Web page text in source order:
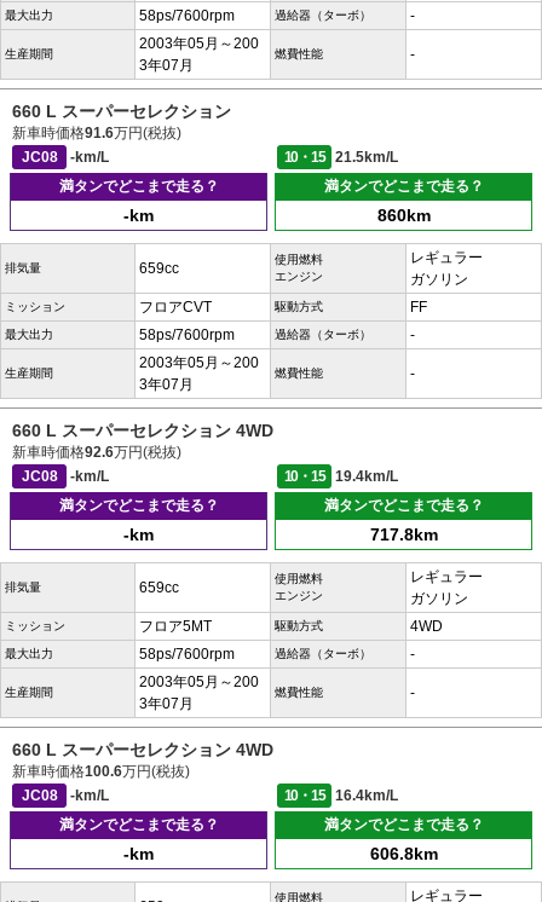
最大出力 58ps/7600rpm 過給器（ターボ） -
生産期間
2003年05月～200
3年07月
燃費性能 -
660 L スーパーセレクション
新車時価格91.6万円(税抜)
JC08
-km/L 10・15
21.5km/L
満タンでどこまで走る？
-km
満タンでどこまで走る？
860km
排気量 659cc
使用燃料
エンジン
レギュラー
ガソリン
ミッション フロアCVT 駆動方式 FF
最大出力 58ps/7600rpm 過給器（ターボ） -
生産期間
2003年05月～200
3年07月
燃費性能 -
660 L スーパーセレクション 4WD
新車時価格92.6万円(税抜)
JC08
-km/L 10・15
19.4km/L
満タンでどこまで走る？
-km
満タンでどこまで走る？
717.8km
排気量 659cc
使用燃料
エンジン
レギュラー
ガソリン
ミッション フロア5MT 駆動方式 4WD
最大出力 58ps/7600rpm 過給器（ターボ） -
生産期間
2003年05月～200
3年07月
燃費性能 -
660 L スーパーセレクション 4WD
新車時価格100.6万円(税抜)
JC08
-km/L 10・15
16.4km/L
満タンでどこまで走る？
-km
満タンでどこまで走る？
606.8km
使用燃料
レギュラー